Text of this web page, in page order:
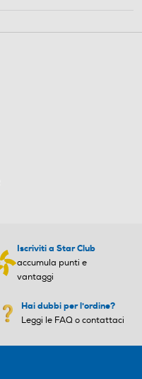
Iscriviti a Star Club
accumula punti e
vantaggi
Hai dubbi per l'ordine?
Leggi le FAQ o contattaci